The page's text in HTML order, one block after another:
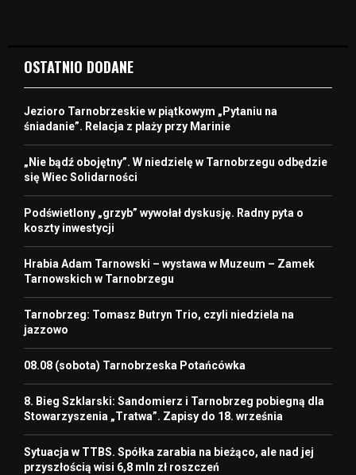
OSTATNIO DODANE
Jezioro Tarnobrzeskie w piątkowym „Pytaniu na
śniadanie”. Relacja z plaży przy Marinie
„Nie bądź obojętny”. W niedzielę w Tarnobrzegu odbędzie
się Wiec Solidarności
Podświetlony „grzyb” wywołał dyskusję. Radny pyta o
koszty inwestycji
Hrabia Adam Tarnowski – wystawa w Muzeum – Zamek
Tarnowskich w Tarnobrzegu
Tarnobrzeg: Tomasz Butryn Trio, czyli niedziela na
jazzowo
08.08 (sobota) Tarnobrzeska Potańcówka
8. Bieg Szklarski: Sandomierz i Tarnobrzeg pobiegną dla
Stowarzyszenia „Tratwa”. Zapisy do 18. września
Sytuacja w TTBS. Spółka zarabia na bieżąco, ale nad jej
przyszłością wisi 6,8 mln zł roszczeń